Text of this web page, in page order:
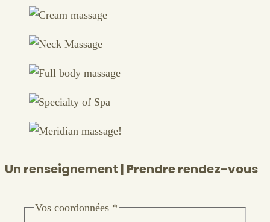
Un renseignement | Prendre rendez-vous
Vos coordonnées *